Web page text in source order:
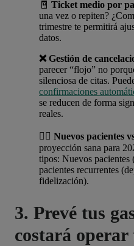
🧾 Ticket medio por
una vez o repiten?
trimestre te permitirá
datos.
❌ Gestión de
parecer “flojo” no
silenciosa de citas.
confirmaciones
se reducen de forma
reales.
👩‍⚕️ Nuevos pacientes
proyección sana para
tipos: Nuevos
pacientes recurrentes
fidelización).
3. Prevé tus
costará operar